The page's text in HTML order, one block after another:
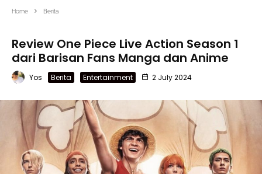
Home Berita
​​Review One Piece Live Action Season 1
dari Barisan Fans Manga dan Anime
Yos Berita Entertainment 2 July 2024